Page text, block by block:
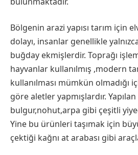
Bölgenin arazi yapısı tarım için
dolayı, insanlar genellikle
buğday ekmişlerdir. Toprağı
hayvanlar kullanılmış ,modern
kullanılması mümkün olmadığı
göre aletler yapmışlardır.
bulgur,nohut,arpa gibi çeşitli
Yine bu ürünleri taşımak için
çektiği kağnı at arabası gibi